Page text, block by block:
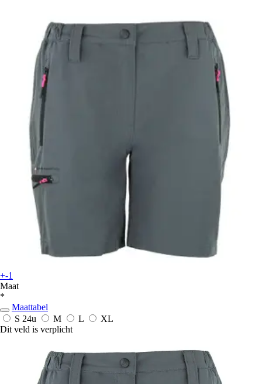
+-1
Maat
*
Maattabel
S 24u M L
XL
Dit veld is verplicht